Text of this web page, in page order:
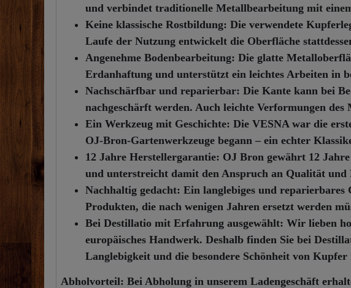
und verbindet traditionelle Metallbearbeitung mit
Keine klassische Rostbildung: Die verwendete
Laufe der Nutzung entwickelt die Oberfläche
Angenehme Bodenbearbeitung: Die glatte
Erdanhaftung und unterstützt ein leichtes Arbeiten in
Nachschärfbar und reparierbar: Die Kante kann bei
nachgeschärft werden. Auch leichte Verformungen
Ein Werkzeug mit Geschichte: Die VESNA war die
OJ-Bron-Gartenwerkzeuge begann – ein echter
12 Jahre Herstellergarantie: OJ Bron gewährt 12
und unterstreicht damit den Anspruch an Qualität und
Nachhaltig gedacht: Ein langlebiges und reparierbares
Produkten, die nach wenigen Jahren ersetzt werden
Bei Destillatio mit Erfahrung ausgewählt: Wir lieben
europäisches Handwerk. Deshalb finden Sie bei
Langlebigkeit und die besondere Schönheit von
Abholvorteil: Bei Abholung in unserem Ladengeschäft